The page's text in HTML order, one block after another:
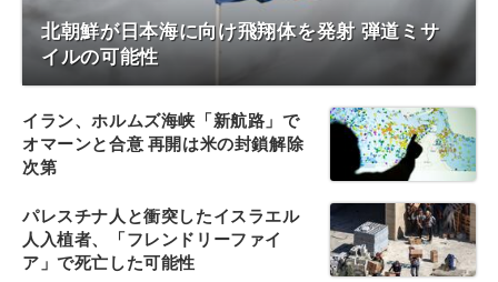
北朝鮮が日本海に向け飛翔体を発射 弾道ミサ
イルの可能性
イラン、ホルムズ海峡「新航路」で
オマーンと合意 再開は米の封鎖解除
次第
パレスチナ人と衝突したイスラエル
人入植者、「フレンドリーファイ
ア」で死亡した可能性